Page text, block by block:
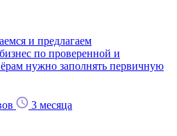
и предлагаем
по проверенной и
нужно заполнять первичную
3 месяца